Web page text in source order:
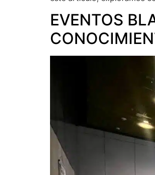
EVENTOS